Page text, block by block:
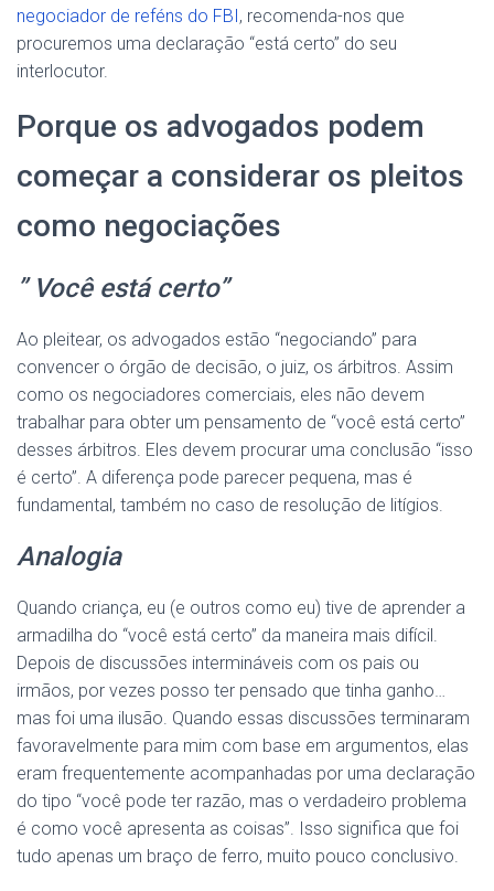
negociador de reféns do FBI, recomenda-nos que
procuremos uma declaração “está certo” do seu
interlocutor.
Porque os advogados podem
começar a considerar os pleitos
como negociações
” Você está certo”
Ao pleitear, os advogados estão “negociando” para
convencer o órgão de decisão, o juiz, os árbitros. Assim
como os negociadores comerciais, eles não devem
trabalhar para obter um pensamento de “você está certo”
desses árbitros. Eles devem procurar uma conclusão “isso
é certo”. A diferença pode parecer pequena, mas é
fundamental, também no caso de resolução de litígios.
Analogia
Quando criança, eu (e outros como eu) tive de aprender a
armadilha do “você está certo” da maneira mais difícil.
Depois de discussões intermináveis com os pais ou
irmãos, por vezes posso ter pensado que tinha ganho…
mas foi uma ilusão. Quando essas discussões terminaram
favoravelmente para mim com base em argumentos, elas
eram frequentemente acompanhadas por uma declaração
do tipo “você pode ter razão, mas o verdadeiro problema
é como você apresenta as coisas”. Isso significa que foi
tudo apenas um braço de ferro, muito pouco conclusivo.